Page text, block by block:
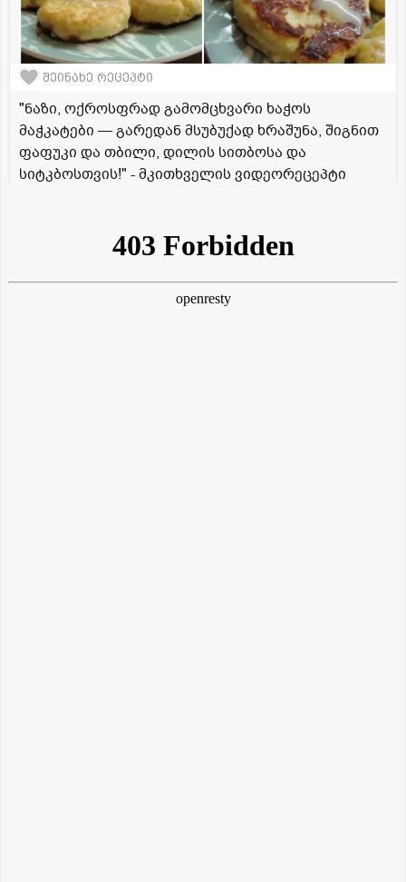
შეინახე რეცეპტი
"ნაზი, ოქროსფრად გამომცხვარი ხაჭოს
მაჭკატები — გარედან მსუბუქად ხრაშუნა, შიგნით
ფაფუკი და თბილი, დილის სითბოსა და
სიტკბოსთვის!" - მკითხველის ვიდეორეცეპტი